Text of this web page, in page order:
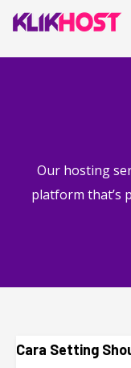
Our hosting
platform that’s
Cara Setting